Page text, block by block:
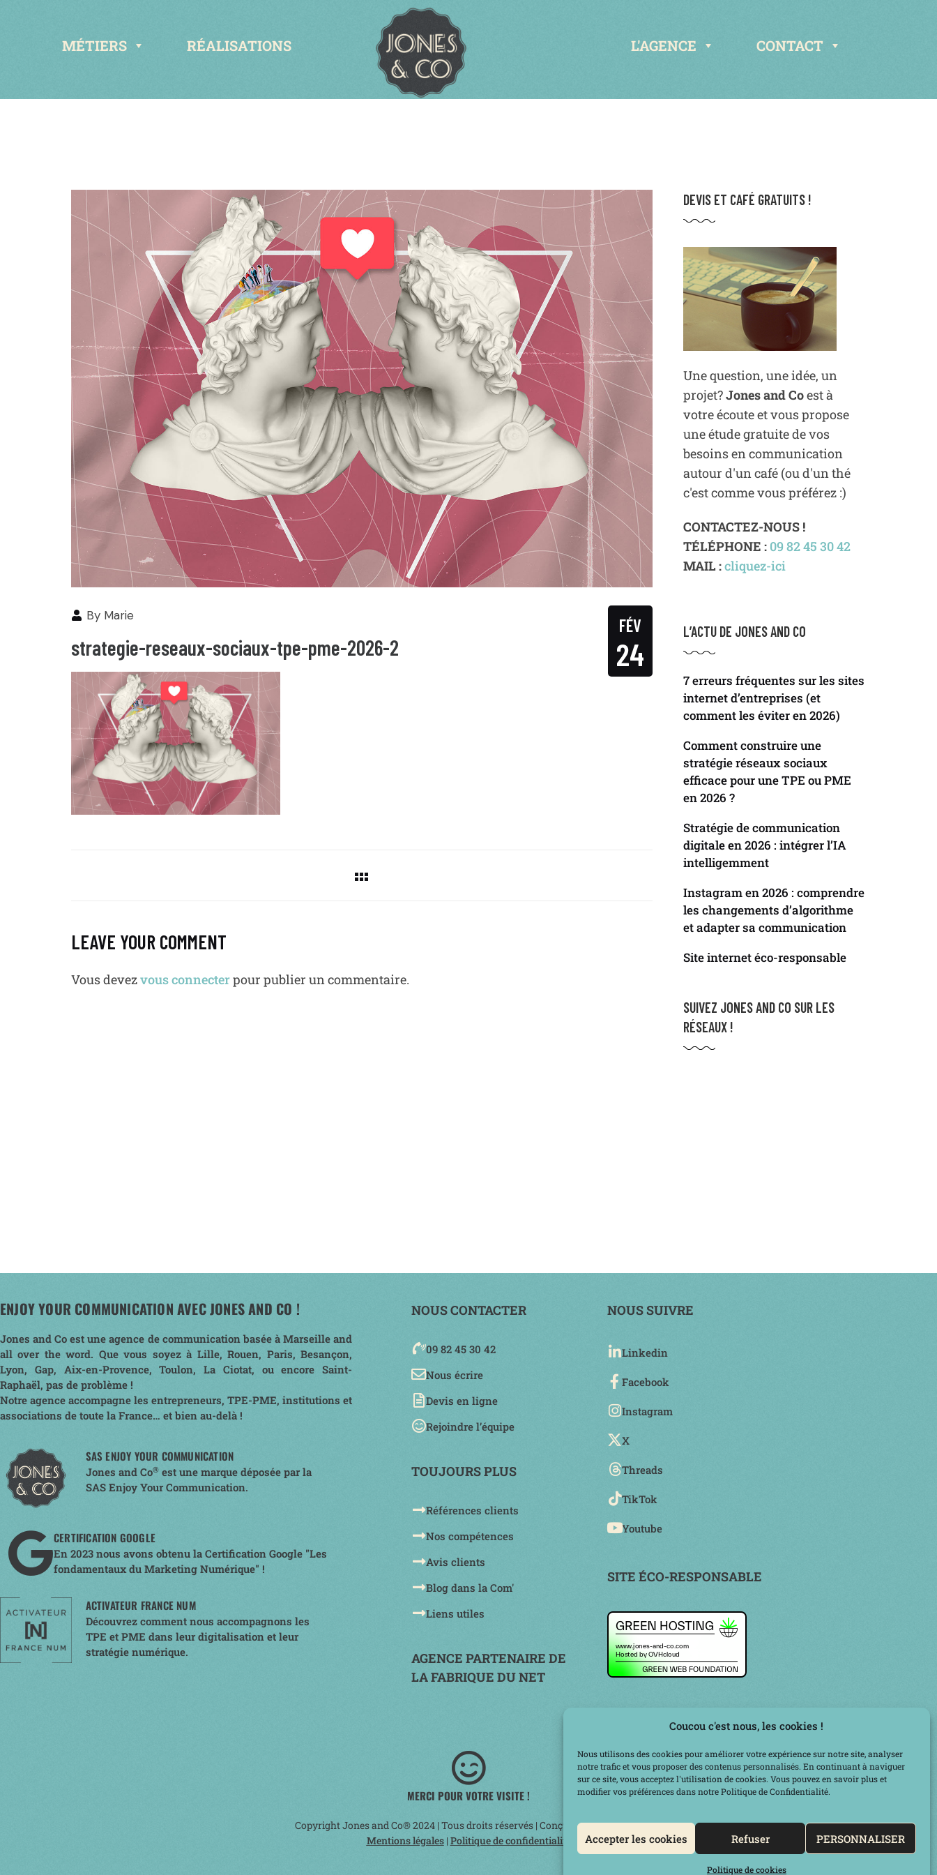
Coucou c'est nous, les cookies !
Nous utilisons des cookies pour améliorer votre expérience sur notre site, analyser
notre trafic et vous proposer des contenus personnalisés. En continuant à naviguer
sur ce site, vous acceptez l'utilisation de cookies. Vous pouvez en savoir plus et
modifier vos préférences dans notre Politique de Confidentialité.
Accepter les cookies Refuser PERSONNALISER
Politique de cookies
MÉTIERS RÉALISATIONS L'AGENCE CONTACT
By Marie FÉV
24
strategie-reseaux-sociaux-tpe-pme-2026-2
LEAVE YOUR COMMENT
Vous devezvous connecterpour publier un commentaire.
DEVIS ET CAFÉ GRATUITS !
Une question, une idée, un
projet?Jones and Coest à
votre écoute et vous propose
une étude gratuite de vos
besoins en communication
autour d'un café (ou d'un thé
c'est comme vous préférez :)
CONTACTEZ-NOUS !
TÉLÉPHONE : 09 82 45 30 42
MAIL :cliquez-ici
L’ACTU DE JONES AND CO
7 erreurs fréquentes sur les sites
internet d’entreprises (et
comment les éviter en 2026)
Comment construire une
stratégie réseaux sociaux
efficace pour une TPE ou PME
en 2026 ?
Stratégie de communication
digitale en 2026 : intégrer l’IA
intelligemment
Instagram en 2026 : comprendre
les changements d’algorithme
et adapter sa communication
Site internet éco-responsable
SUIVEZ JONES AND CO SUR LES
RÉSEAUX !
ENJOY YOUR COMMUNICATION AVEC JONES AND CO !
Jones and Co est une agence de communication basée à Marseille and
all over the word. Que vous soyez à Lille, Rouen, Paris, Besançon,
Lyon, Gap, Aix-en-Provence, Toulon, La Ciotat, ou encore Saint-
Raphaël, pas de problème !
Notre agence accompagne les entrepreneurs, TPE-PME, institutions et
associations de toute la France… et bien au-delà !
SAS ENJOY YOUR COMMUNICATION
Jones and Co®est une marque déposée par la
SAS Enjoy Your Communication.
CERTIFICATION GOOGLE
En 2023 nous avons obtenu la Certification Google "Les
fondamentaux du Marketing Numérique" !
ACTIVATEUR FRANCE NUM
Découvrez comment nous accompagnons les
TPE et PME dans leur digitalisation et leur
stratégie numérique.
NOUS CONTACTER
09 82 45 30 42
Nous écrire
Devis en ligne
Rejoindre l’équipe
TOUJOURS PLUS
Références clients
Nos compétences
Avis clients
Blog dans la Com'
Liens utiles
AGENCE PARTENAIRE DE
LA FABRIQUE DU NET
NOUS SUIVRE
Linkedin
Facebook
Instagram
X
Threads
TikTok
Youtube
SITE ÉCO-RESPONSABLE
MERCI POUR VOTRE VISITE !
Copyright Jones and Co® 2024 | Tous droits réservés | Conçu avec Amour
Mentions légales| Politique de confidentialité